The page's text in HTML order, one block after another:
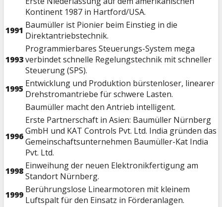
Kontinent 1987 in Hartford/USA.
1991 Baumüller ist Pionier beim Einstieg in die
Direktantriebstechnik.
1993
Programmierbares Steuerungs-System mega
verbindet schnelle Regelungstechnik mit schneller
Steuerung (SPS).
1995 Entwicklung und Produktion bürstenloser, linearer
Drehstromantriebe für schwere Lasten.
Baumüller macht den Antrieb intelligent.
1996
Erste Partnerschaft in Asien: Baumüller Nürnberg
GmbH und KAT Controls Pvt. Ltd. India gründen das
Gemeinschaftsunternehmen Baumüller-Kat India
Pvt. Ltd.
1998 Einweihung der neuen Elektronikfertigung am
Standort Nürnberg.
1999 Berührungslose Linearmotoren mit kleinem
Luftspalt für den Einsatz in Förderanlagen.